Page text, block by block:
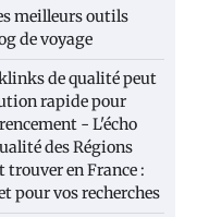
meilleurs outils
de voyage
de qualité peut
rapide pour
- L'écho
des Régions
trouver en France :
pour vos recherches